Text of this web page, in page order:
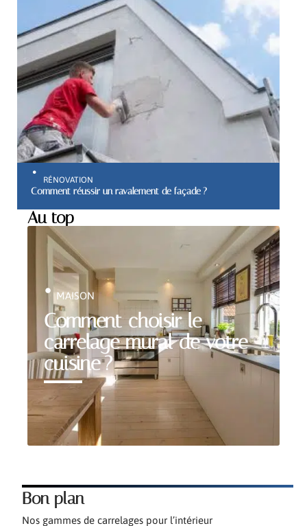
RÉNOVATION
Comment réussir un ravalement de façade ?
Au top
Comment choisir le
carrelage mural de votre
cuisine ?
MAISON
Bon plan
Nos gammes de carrelages pour l’intérieur